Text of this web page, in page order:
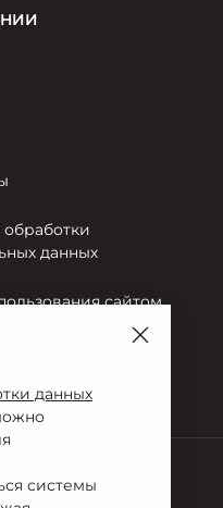
данных
сайтом
данных
системы